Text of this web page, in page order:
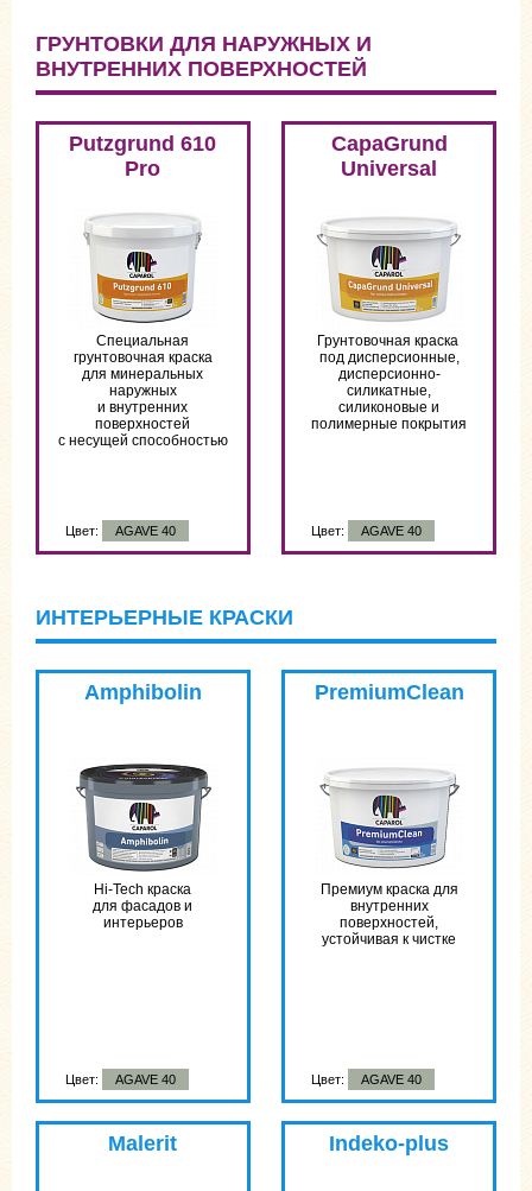
ГРУНТОВКИ ДЛЯ НАРУЖНЫХ И
ВНУТРЕННИХ ПОВЕРХНОСТЕЙ
Putzgrund 610
Pro
Специальная
грунтовочная краска
для минеральных
наружных
и внутренних
поверхностей
с несущей способностью
Цвет: AGAVE 40
CapaGrund
Universal
Грунтовочная краска
под дисперсионные,
дисперсионно-
силикатные,
силиконовые и
полимерные покрытия
Цвет: AGAVE 40
ИНТЕРЬЕРНЫЕ КРАСКИ
Amphibolin
Hi-Tech краска
для фасадов и
интерьеров
Цвет: AGAVE 40
PremiumClean
Премиум краска для
внутренних
поверхностей,
устойчивая к чистке
Цвет: AGAVE 40
Malerit Indeko-plus